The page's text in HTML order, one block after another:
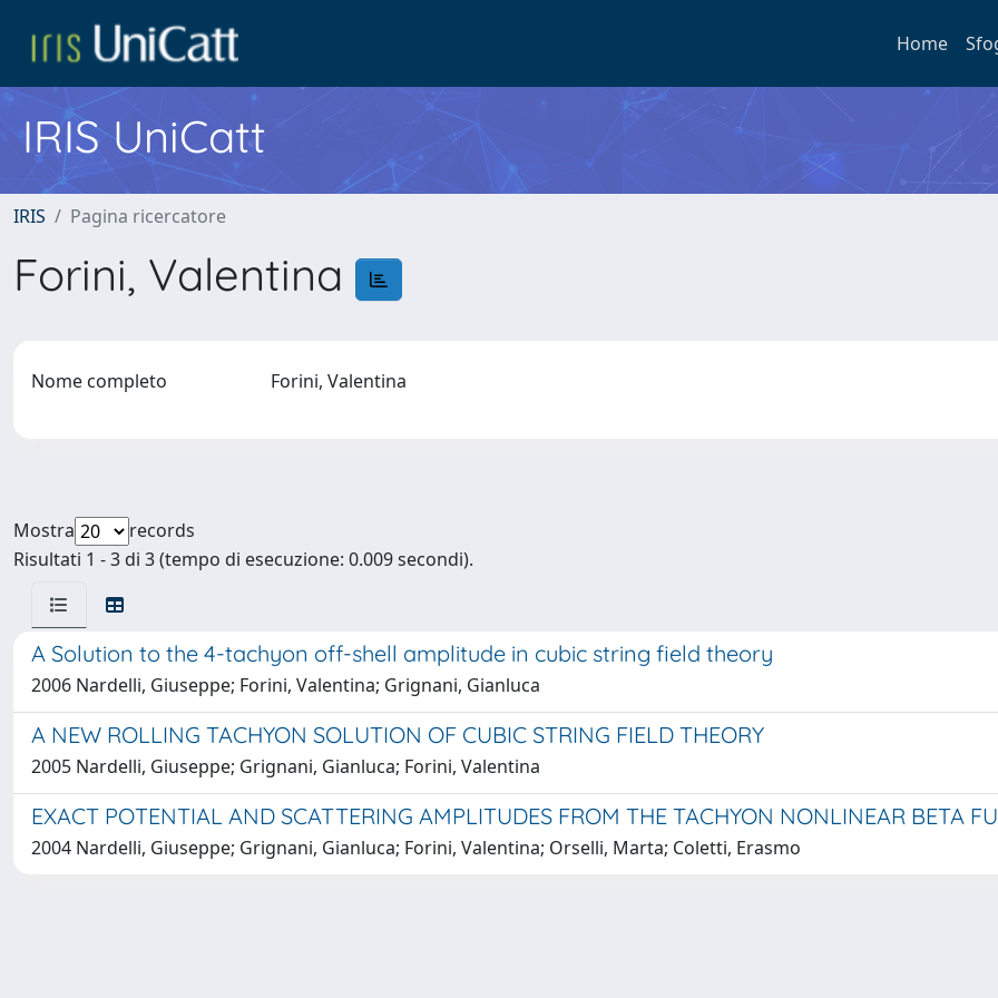
Home
IRIS UniCatt
IRIS Pagina ricercatore
Forini, Valentina
Nome completo Forini, Valentina
Mostra
records
Risultati 1 - 3 di 3 (tempo di esecuzione: 0.009 secondi).
A Solution to the 4-tachyon off-shell amplitude in cubic string field theory
2006 Nardelli, Giuseppe; Forini, Valentina; Grignani, Gianluca
A NEW ROLLING TACHYON SOLUTION OF CUBIC STRING FIELD THEORY
2005 Nardelli, Giuseppe; Grignani, Gianluca; Forini, Valentina
EXACT POTENTIAL AND SCATTERING AMPLITUDES FROM THE TACHYON NONLINEAR BETA
2004 Nardelli, Giuseppe; Grignani, Gianluca; Forini, Valentina; Orselli, Marta; Coletti, Erasmo